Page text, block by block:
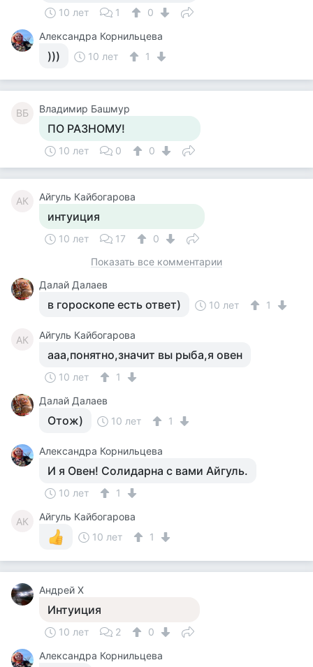
10 лет 1
0
Александра Корнильцева
))) 10 лет 1
ВБ Владимир Башмур
ПО РАЗНОМУ!
10 лет 0 0
АК Айгуль Кайбогарова
интуиция
10 лет 17
0
Показать все комментарии
Далай Далаев
в гороскопе есть ответ) 10 лет 1
АК Айгуль Кайбогарова
ааа,понятно,значит вы рыба,я овен
10 лет
1
Далай Далаев
Отож) 10 лет 1
Александра Корнильцева
И я Овен! Солидарна с вами Айгуль.
10 лет 1
АК
Айгуль Кайбогарова
10 лет
1
Андрей Х
Интуиция
10 лет 2
0
Александра Корнильцева